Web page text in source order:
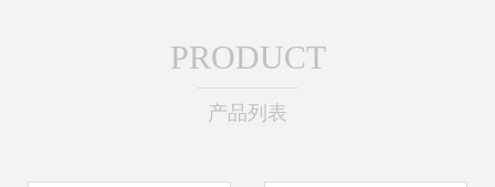
PRODUCT
产品列表